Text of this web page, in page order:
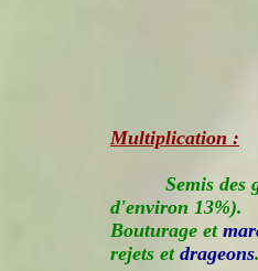
Multiplication :
Semis des
d'environ 13%).
Bouturage et
rejets et drageons.